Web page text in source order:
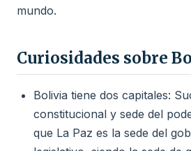
mundo.
Curiosidades sobre
Bolivia tiene dos capitales:
constitucional y sede del
que La Paz es la sede del